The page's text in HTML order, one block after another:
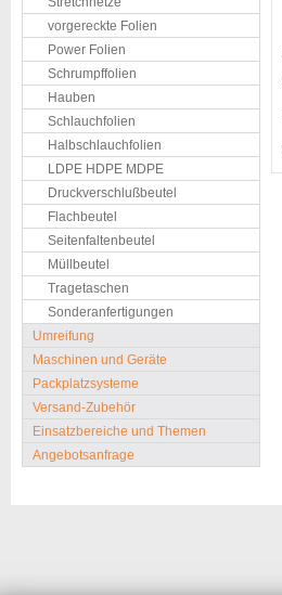
vorgereckte Folien
Power Folien
Schrumpffolien
Hauben
Schlauchfolien
Halbschlauchfolien
LDPE HDPE MDPE
Druckverschlußbeutel
Flachbeutel
Seitenfaltenbeutel
Müllbeutel
Tragetaschen
Sonderanfertigungen
Umreifung
Maschinen und Geräte
Packplatzsysteme
Versand-Zubehör
Einsatzbereiche und Themen
Angebotsanfrage